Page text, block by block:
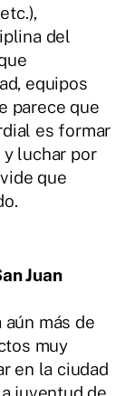
etc.),
del
equipos
parece que
es formar
luchar por
que
Juan
más de
muy
en la ciudad
juventud de